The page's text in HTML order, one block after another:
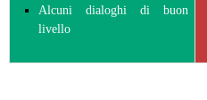
Alcuni dialoghi di buon
livello